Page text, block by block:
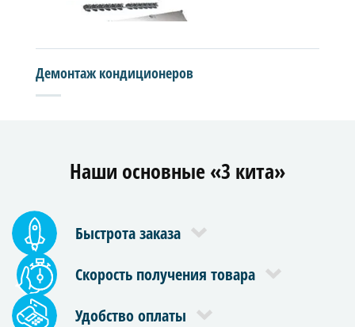
Демонтаж кондиционеров
Наши основные «3 кита»
Быстрота заказа
Скорость получения товара
Удобство оплаты